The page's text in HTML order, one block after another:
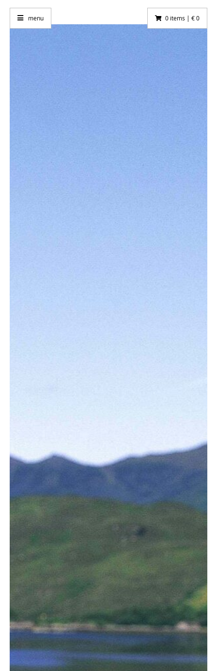
menu 0 items | € 0